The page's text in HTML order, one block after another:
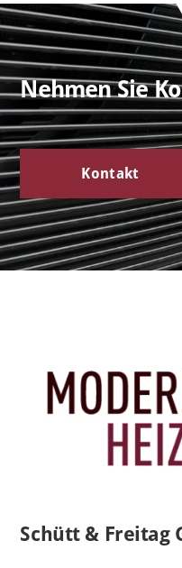
Nehmen Sie
Kontakt
Schütt & Freitag